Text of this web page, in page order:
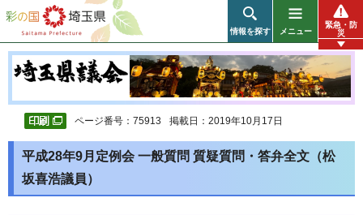
彩の国 埼玉県
情報を探す メニュー
緊急・防
災
ページ番号：75913 掲載日：2019年10月17日
平成28年9月定例会 一般質問 質疑質問・答弁全文（松
坂喜浩議員）